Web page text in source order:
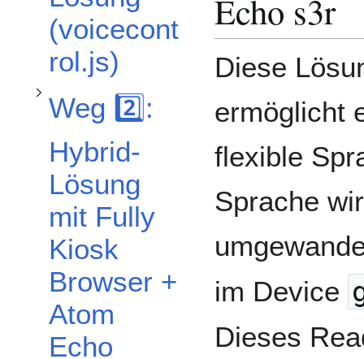
(voicecont
rol.js)
Weg 2️⃣:
Hybrid-
Lösung
mit Fully
Kiosk
Browser +
Atom
Echo
Echo s3r
Diese
ermöglicht
flexible
Sprache
im Device
Dieses